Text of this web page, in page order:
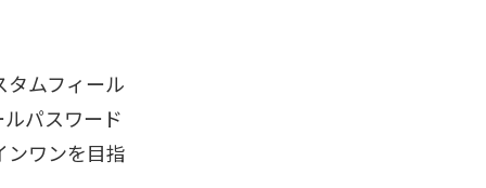
ムフィール
パスワード
ンワンを目指